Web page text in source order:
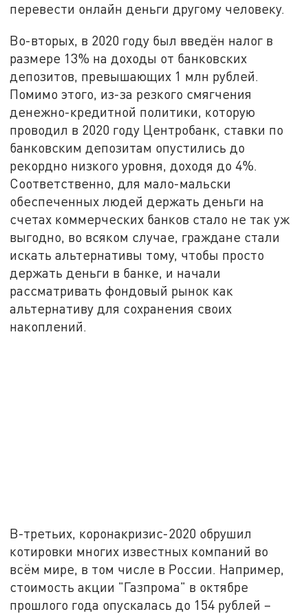
перевести онлайн деньги другому человеку.
Во-вторых, в 2020 году был введён налог в
размере 13% на доходы от банковских
депозитов, превышающих 1 млн рублей.
Помимо этого, из-за резкого смягчения
денежно-кредитной политики, которую
проводил в 2020 году Центробанк, ставки по
банковским депозитам опустились до
рекордно низкого уровня, доходя до 4%.
Соответственно, для мало-мальски
обеспеченных людей держать деньги на
счетах коммерческих банков стало не так уж
выгодно, во всяком случае, граждане стали
искать альтернативы тому, чтобы просто
держать деньги в банке, и начали
рассматривать фондовый рынок как
альтернативу для сохранения своих
накоплений.
В-третьих, коронакризис-2020 обрушил
котировки многих известных компаний во
всём мире, в том числе в России. Например,
стоимость акции "Газпрома" в октябре
прошлого года опускалась до 154 рублей –